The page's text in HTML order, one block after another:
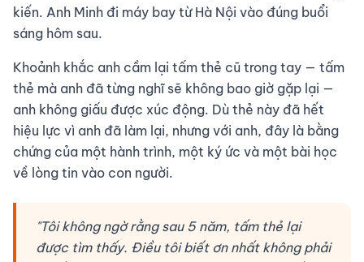
kiến. Anh Minh đi máy bay từ Hà Nội vào đúng buổi
sáng hôm sau.
Khoảnh khắc anh cầm lại tấm thẻ cũ trong tay — tấm
thẻ mà anh đã từng nghĩ sẽ không bao giờ gặp lại —
anh không giấu được xúc động. Dù thẻ này đã hết
hiệu lực vì anh đã làm lại, nhưng với anh, đây là bằng
chứng của một hành trình, một ký ức và một bài học
về lòng tin vào con người.
"Tôi không ngờ rằng sau 5 năm, tấm thẻ lại
được tìm thấy. Điều tôi biết ơn nhất không phải